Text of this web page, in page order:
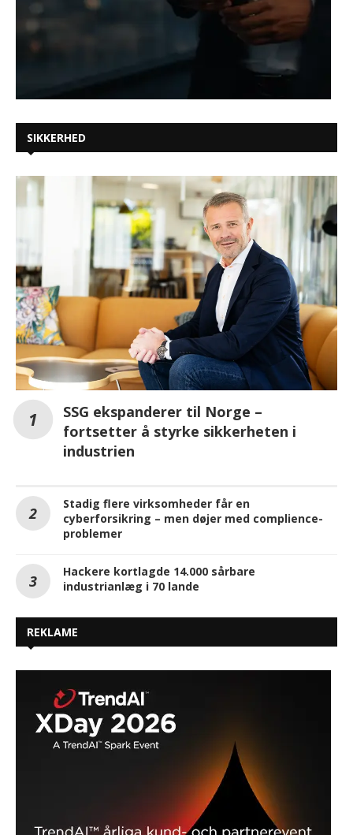
SIKKERHED
SSG ekspanderer til Norge –
fortsetter å styrke sikkerheten i
industrien
Stadig flere virksomheder får en
cyberforsikring – men døjer med complience-
problemer
Hackere kortlagde 14.000 sårbare
industrianlæg i 70 lande
REKLAME